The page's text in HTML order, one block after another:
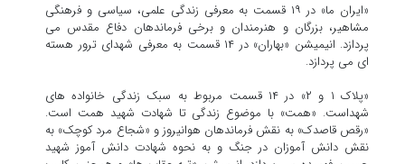
«ایران ما» در ۱۹ قسمت به معرفی زندگی علمی، سیاسی و فرهنگی
مشاهیر، بزرگان و هنرمندان و برخی فرماندهان دفاع مقدس می
پردازد. انیمیشن «بهاران» در ۱۴ قسمت به معرفی شهدای ترور هسته
ای می پردازد.
«پلاک ۱ و ۲» در ۱۴ قسمت مربوط به سبک زندگی خانواده های
شهداست. «همت» با موضوع زندگی تا شهادت شهید همت است.
«رقص قاصدک» به نقش فرماندهان هوانیروز و «شجاع مرد کوچک» به
نقش دانش آموزان در جنگ و به نحوه شهادت دانش آموز شهید